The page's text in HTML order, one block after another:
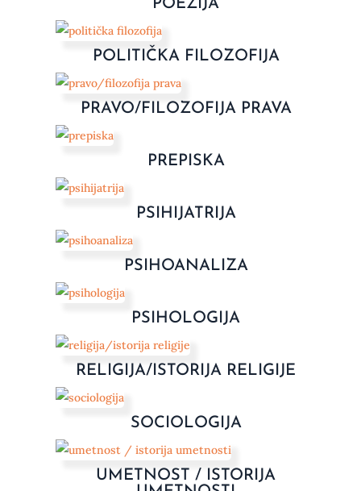
POEZIJA
POLITIČKA FILOZOFIJA
PRAVO/FILOZOFIJA PRAVA
PREPISKA
PSIHIJATRIJA
PSIHOANALIZA
PSIHOLOGIJA
RELIGIJA/ISTORIJA RELIGIJE
SOCIOLOGIJA
UMETNOST / ISTORIJA